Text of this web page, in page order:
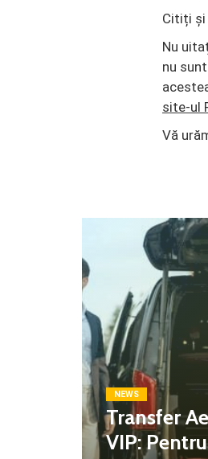
Citiți și
Nu
nu
site-ul
Vă
NEWS
Transfer
VIP: Pentru